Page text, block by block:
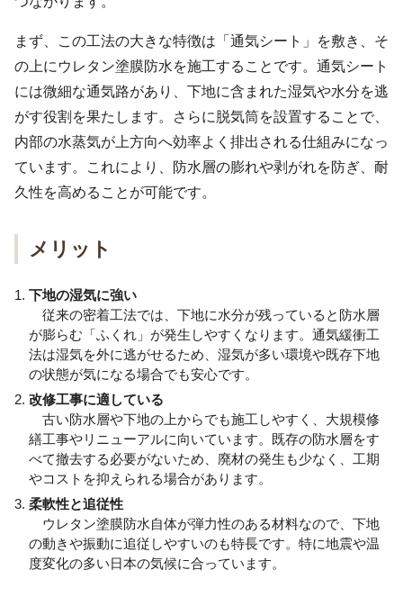
まず、この工法の大きな特徴は「通気シート」を敷き、そ
の上にウレタン塗膜防水を施工することです。通気シート
には微細な通気路があり、下地に含まれた湿気や水分を逃
がす役割を果たします。さらに脱気筒を設置することで、
内部の水蒸気が上方向へ効率よく排出される仕組みになっ
ています。これにより、防水層の膨れや剥がれを防ぎ、耐
久性を高めることが可能です。
メリット
下地の湿気に強い
従来の密着工法では、下地に水分が残っていると防水層
が膨らむ「ふくれ」が発生しやすくなります。通気緩衝工
法は湿気を外に逃がせるため、湿気が多い環境や既存下地
の状態が気になる場合でも安心です。
改修工事に適している
古い防水層や下地の上からでも施工しやすく、大規模修
繕工事やリニューアルに向いています。既存の防水層をす
べて撤去する必要がないため、廃材の発生も少なく、工期
やコストを抑えられる場合があります。
柔軟性と追従性
ウレタン塗膜防水自体が弾力性のある材料なので、下地
の動きや振動に追従しやすいのも特長です。特に地震や温
度変化の多い日本の気候に合っています。